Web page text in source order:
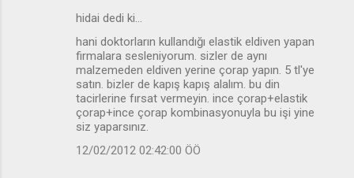
hidai dedi ki…
hani doktorların kullandığı elastik eldiven yapan
firmalara sesleniyorum. sizler de aynı
malzemeden eldiven yerine çorap yapın. 5 tl'ye
satın. bizler de kapış kapış alalım. bu din
tacirlerine fırsat vermeyin. ince çorap+elastik
çorap+ince çorap kombinasyonuyla bu işi yine
siz yaparsınız.
12/02/2012 02:42:00 ÖÖ